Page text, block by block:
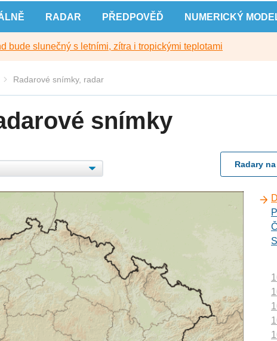
RADAR PŘEDPOVĚĎ NUMERICKÝ
bude slunečný s letními, zítra i tropickými teplotami
Radarové snímky, radar
snímky
Radary